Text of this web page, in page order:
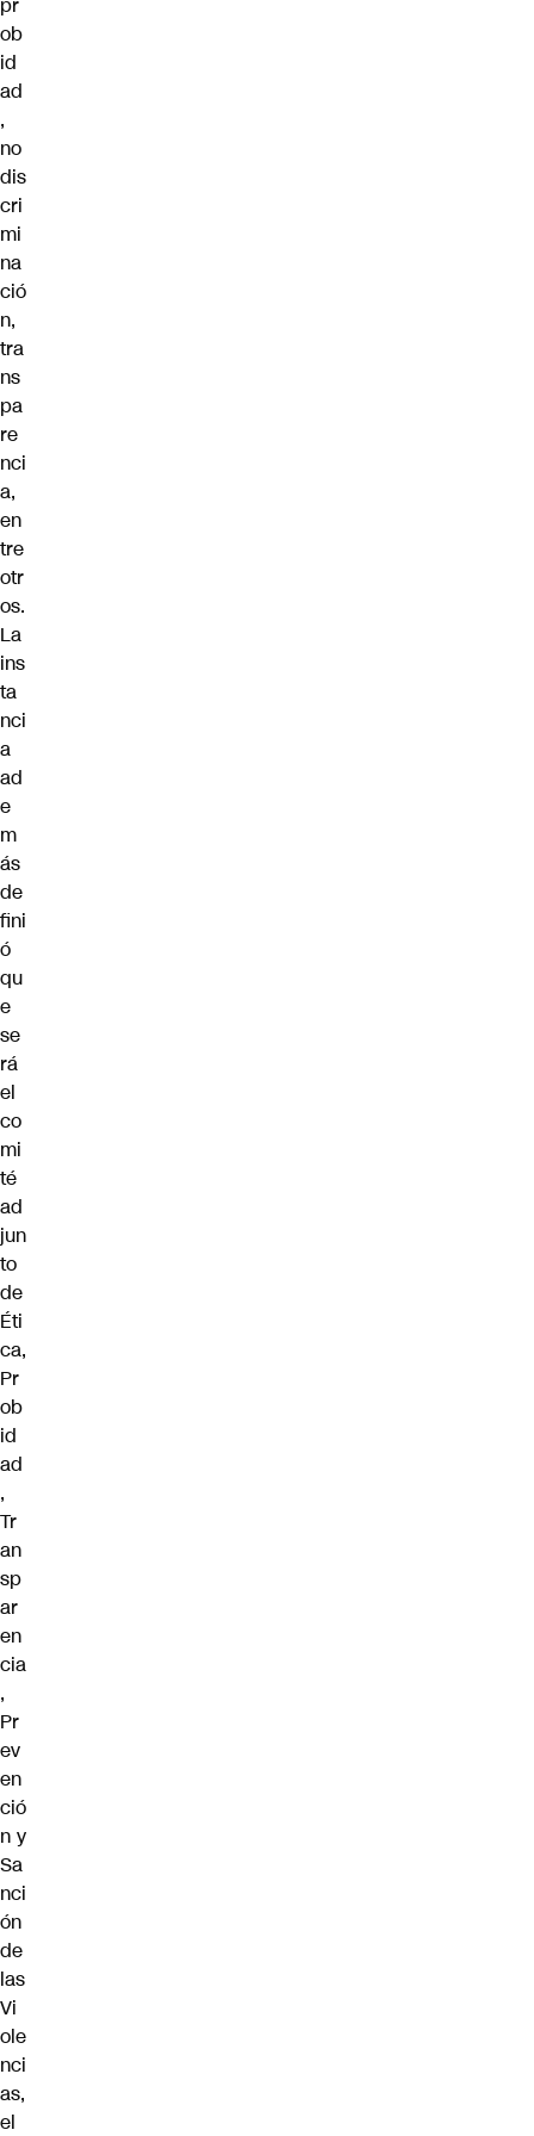
ob
id
ad
,
no
dis
cri
mi
na
ció
n,
tra
ns
pa
re
nci
a,
en
tre
otr
os.
La
ins
ta
nci
a
ad
e
m
ás
de
fini
ó
qu
e
se
rá
el
co
mi
té
ad
jun
to
de
Éti
ca,
Pr
ob
id
ad
,
Tr
an
sp
ar
en
cia
,
Pr
ev
en
ció
n y
Sa
nci
ón
de
las
Vi
ole
nci
as,
el